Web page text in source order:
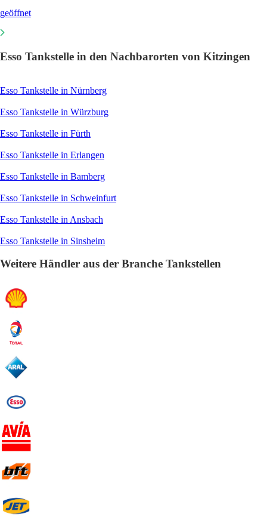
geöffnet
Esso Tankstelle in den Nachbarorten von Kitzingen
Esso Tankstelle in Nürnberg
Esso Tankstelle in Würzburg
Esso Tankstelle in Fürth
Esso Tankstelle in Erlangen
Esso Tankstelle in Bamberg
Esso Tankstelle in Schweinfurt
Esso Tankstelle in Ansbach
Esso Tankstelle in Sinsheim
Weitere Händler aus der Branche Tankstellen